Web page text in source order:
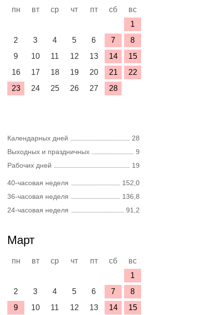
пн вт ср чт пт сб
вс
1
2
3 4 5 6 7
8
9
10 11 12 13 14
15
16
17 18 19 20 21
22
23
24 25 26 27 28
Календарных дней
28
Выходных и праздничных
9
Рабочих дней
19
40-часовая неделя
152,0
36-часовая неделя
136,8
24-часовая неделя
91,2
Март
пн вт ср чт пт сб
вс
1
2
3 4 5 6 7
8
9
10 11 12 13 14
15